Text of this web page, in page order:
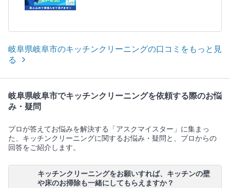
岐阜県岐阜市のキッチンクリーニングの口コミをもっと見
る
岐阜県岐阜市でキッチンクリーニングを依頼する際のお悩
み・疑問
プロが答えてお悩みを解決する「アスクマイスター」に集まっ
た、キッチンクリーニングに関するお悩み・疑問と、プロからの
回答をご紹介します。
キッチンクリーニングをお願いすれば、キッチンの壁
や床のお掃除も一緒にしてもらえますか？